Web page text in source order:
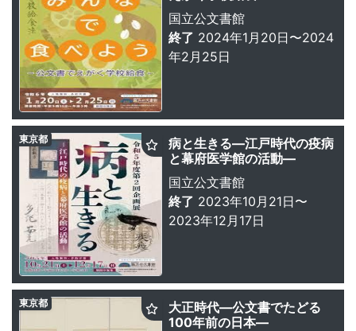
国立公文書館
終了 2024年1月20日〜2024
年2月25日
病と生きる—江戸時代の疫病
と幕府医学館の活動—
国立公文書館
終了 2023年10月21日〜
2023年12月17日
東京都
大正時代—公文書でたどる
100年前の日本—
東京都